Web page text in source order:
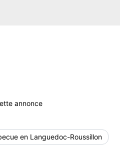
annonce
en Languedoc-Roussillon